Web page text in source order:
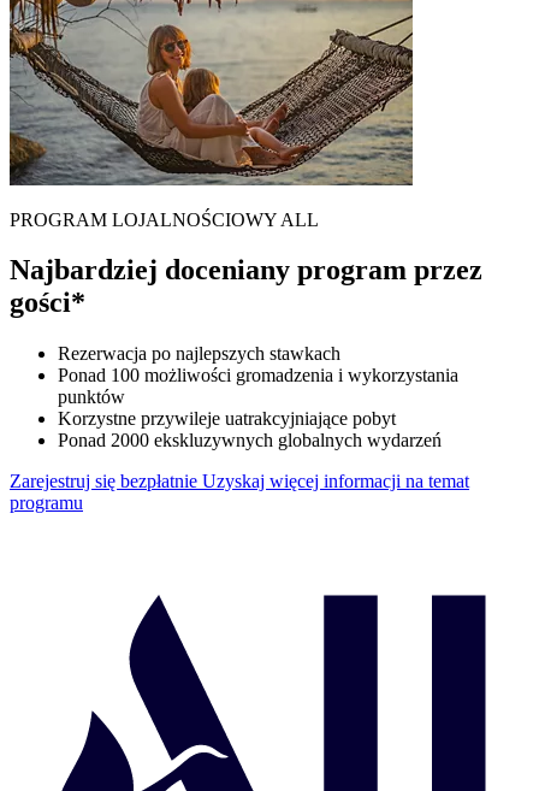
PROGRAM LOJALNOŚCIOWY ALL
Najbardziej doceniany program przez
gości*
Rezerwacja po najlepszych stawkach
Ponad 100 możliwości gromadzenia i wykorzystania
punktów
Korzystne przywileje uatrakcyjniające pobyt
Ponad 2000 ekskluzywnych globalnych wydarzeń
Zarejestruj się bezpłatnie Uzyskaj więcej informacji na temat
programu